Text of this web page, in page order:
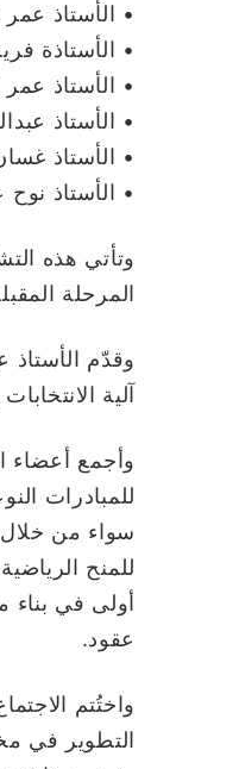
• الأستاذ
• الأستاذة
• الأستاذ
• الأستاذ
• الأستاذ
• الأستاذ
وتأتي هذه
المرحلة
وقدّم الأستاذ
آلية
وأجمع أعضاء
للمبادرات
سواء من خلال
للمنح
أولى في بناء
عقود.
واختُتم
التطوير في